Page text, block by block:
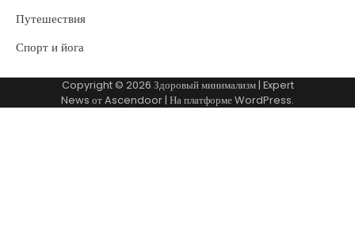
Путешествия
Спорт и йога
Copyright © 2026 Здоровый минимализм| Expert
News отAscendoor | На платформеWordPress.